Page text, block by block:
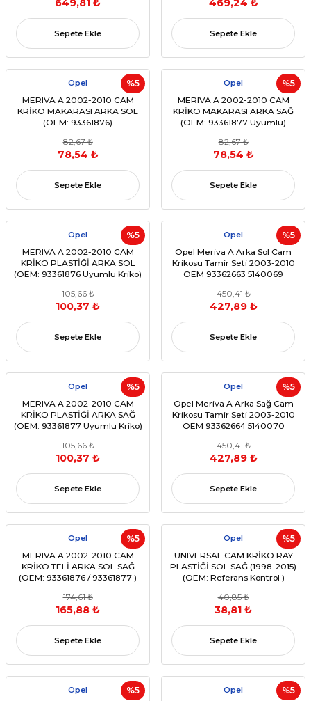
649,81 ₺
Sepete Ekle
469,24 ₺
Sepete Ekle
%5
Opel
MERIVA A 2002-2010 CAM
KRİKO MAKARASI ARKA SOL
(OEM: 93361876)
82,67 ₺
78,54 ₺
Sepete Ekle
%5
Opel
MERIVA A 2002-2010 CAM
KRİKO MAKARASI ARKA SAĞ
(OEM: 93361877 Uyumlu)
82,67 ₺
78,54 ₺
Sepete Ekle
%5
Opel
MERIVA A 2002-2010 CAM
KRİKO PLASTİĞİ ARKA SOL
(OEM: 93361876 Uyumlu Kriko)
105,66 ₺
100,37 ₺
Sepete Ekle
%5
Opel
Opel Meriva A Arka Sol Cam
Krikosu Tamir Seti 2003-2010
OEM 93362663 5140069
450,41 ₺
427,89 ₺
Sepete Ekle
%5
Opel
MERIVA A 2002-2010 CAM
KRİKO PLASTİĞİ ARKA SAĞ
(OEM: 93361877 Uyumlu Kriko)
105,66 ₺
100,37 ₺
Sepete Ekle
%5
Opel
Opel Meriva A Arka Sağ Cam
Krikosu Tamir Seti 2003-2010
OEM 93362664 5140070
450,41 ₺
427,89 ₺
Sepete Ekle
%5
Opel
MERIVA A 2002-2010 CAM
KRİKO TELİ ARKA SOL SAĞ
(OEM: 93361876 / 93361877 )
174,61 ₺
165,88 ₺
Sepete Ekle
%5
Opel
UNIVERSAL CAM KRİKO RAY
PLASTİĞİ SOL SAĞ (1998-2015)
(OEM: Referans Kontrol )
40,85 ₺
38,81 ₺
Sepete Ekle
%5
Opel %5
Opel